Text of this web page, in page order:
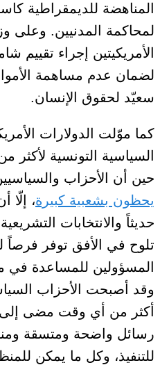
المناهضة للديمقراطية
لمحاكمة المدنيين. وعلى
الأمريكيتين إجراء تقييم
لضمان عدم مساهمة
سعيّد لحقوق الإنسان.
كما موّلت الدولارات
السياسية التونسية
حين أن الأحزاب
يحظون بشعبية كبيرة، إلّا
حديثاً والانتخابات
تلوح في الأفق توفر فرصاً
المسؤولين للمساعدة في
وقد أصبحت الأحزاب
أكثر من أي وقت مضى إلى
رسائل واضحة ومتسقة
للتنفيذ، وكل ما يمكن